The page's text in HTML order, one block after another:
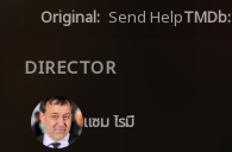
Original: Send HelpTMDb:
DIRECTOR
แซม ไรมี